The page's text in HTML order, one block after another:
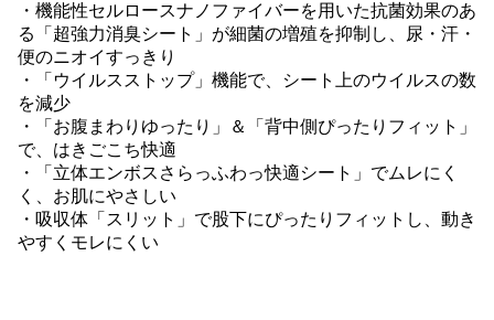
・機能性セルロースナノファイバーを用いた抗菌効果のあ
る「超強力消臭シート」が細菌の増殖を抑制し、尿・汗・
便のニオイすっきり
・「ウイルスストップ」機能で、シート上のウイルスの数
を減少
・「お腹まわりゆったり」＆「背中側ぴったりフィット」
で、はきごこち快適
・「立体エンボスさらっふわっ快適シート」でムレにく
く、お肌にやさしい
・吸収体「スリット」で股下にぴったりフィットし、動き
やすくモレにくい